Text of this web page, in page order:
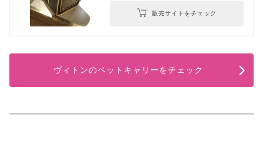
販売サイトをチェック
ヴィトンのペットキャリーをチェック